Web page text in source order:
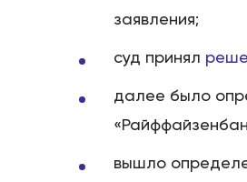
заявления;
суд принял
далее было
вышло